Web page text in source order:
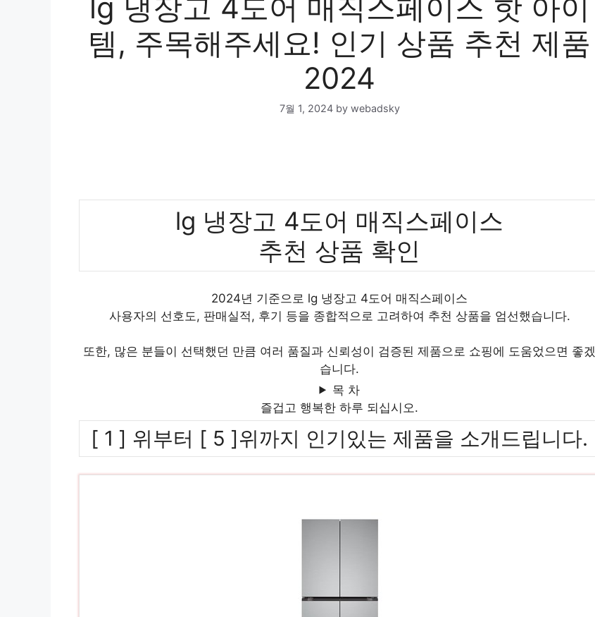
lg 냉장고 4도어 매직스페이스 핫 아이
템, 주목해주세요! 인기 상품 추천 제품
2024
7월 1, 2024 by webadsky
lg 냉장고 4도어 매직스페이스
추천 상품 확인
2024년 기준으로 lg 냉장고 4도어 매직스페이스
사용자의 선호도, 판매실적, 후기 등을 종합적으로 고려하여 추천 상품을 엄선했습니다.
또한, 많은 분들이 선택했던 만큼 여러 품질과 신뢰성이 검증된 제품으로 쇼핑에 도움었으면 좋겠
습니다.
목 차
즐겁고 행복한 하루 되십시오.
[ 1 ] 위부터 [ 5 ]위까지 인기있는 제품을 소개드립니다.